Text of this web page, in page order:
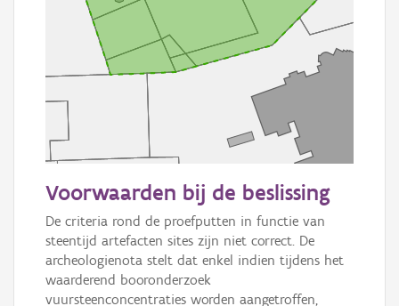
Informatie Vlaanderen
i
Voorwaarden bij de beslissing
De criteria rond de proefputten in functie van
steentijd artefacten sites zijn niet correct. De
archeologienota stelt dat enkel indien tijdens het
waarderend booronderzoek
vuursteenconcentraties worden aangetroffen,